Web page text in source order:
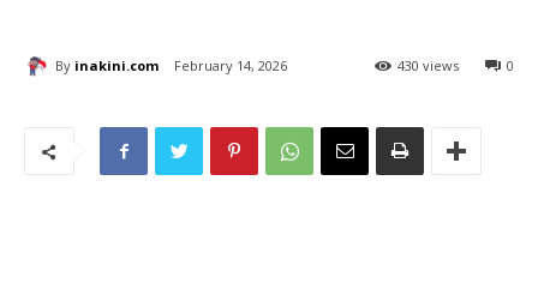
By inakini.com February 14, 2026 0
430 views